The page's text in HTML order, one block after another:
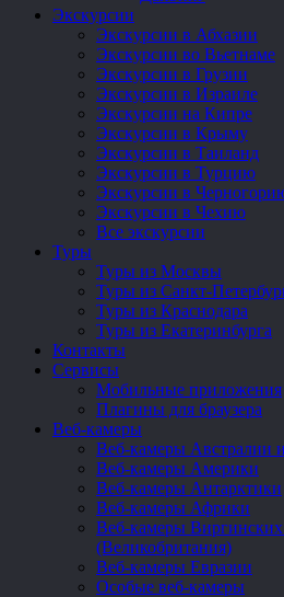
Экскурсии
Экскурсии в Абхазии
Экскурсии во Вьетнаме
Экскурсии в Грузии
Экскурсии в Израиле
Экскурсии на Кипре
Экскурсии в Крыму
Экскурсии в Таиланд
Экскурсии в Турцию
Экскурсии в
Экскурсии в Чехию
Все экскурсии
Туры
Туры из Москвы
Туры из Санкт-
Туры из Краснодара
Туры из Екатеринбурга
Контакты
Сервисы
Мобильные приложения
Плагины для браузера
Веб-камеры
Веб-камеры Австралии
Веб-камеры Америки
Веб-камеры Антарктики
Веб-камеры Африки
Веб-камеры
(Великобритания)
Веб-камеры Евразии
Особые веб-камеры